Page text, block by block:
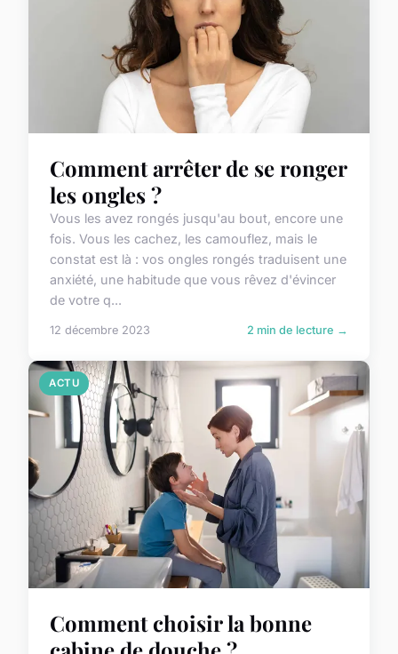
Comment arrêter de se ronger
les ongles ?
Vous les avez rongés jusqu'au bout, encore une
fois. Vous les cachez, les camouflez, mais le
constat est là : vos ongles rongés traduisent une
anxiété, une habitude que vous rêvez d'évincer
de votre q...
12 décembre 2023 2 min de lecture →
ACTU
Comment choisir la bonne